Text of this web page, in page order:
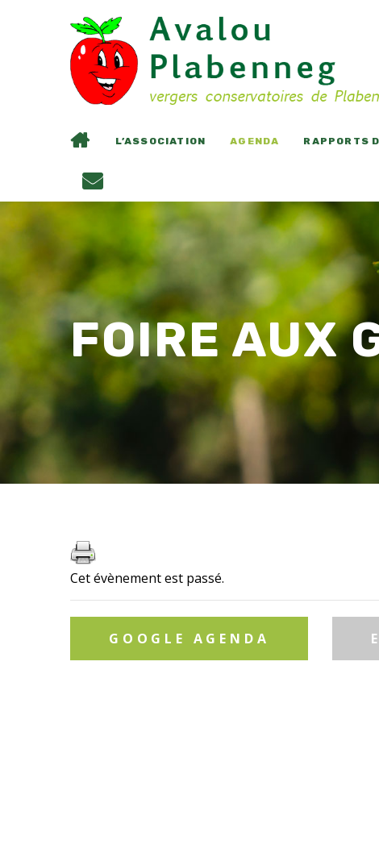
L’ASSOCIATION AGENDA RAPPORTS
FOIRE AUX
Cet évènement est passé.
GOOGLE AGENDA